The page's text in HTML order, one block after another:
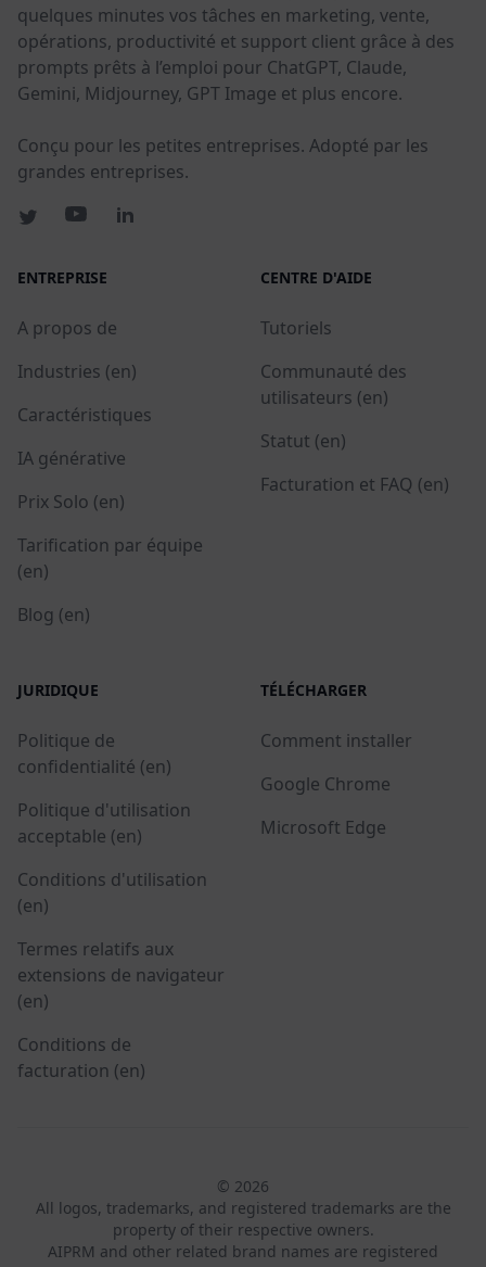
quelques minutes vos tâches en marketing, vente,
opérations, productivité et support client grâce à des
prompts prêts à l’emploi pour ChatGPT, Claude,
Gemini, Midjourney, GPT Image et plus encore.
Conçu pour les petites entreprises. Adopté par les
grandes entreprises.
ENTREPRISE
A propos de
Industries (en)
Caractéristiques
IA générative
Prix Solo (en)
Tarification par équipe
(en)
Blog (en)
CENTRE D'AIDE
Tutoriels
Communauté des
utilisateurs (en)
Statut (en)
Facturation et FAQ (en)
JURIDIQUE
Politique de
confidentialité (en)
Politique d'utilisation
acceptable (en)
Conditions d'utilisation
(en)
Termes relatifs aux
extensions de navigateur
(en)
Conditions de
facturation (en)
TÉLÉCHARGER
Comment installer
Google Chrome
Microsoft Edge
© 2026
All logos, trademarks, and registered trademarks are the
property of their respective owners.
AIPRM and other related brand names are registered